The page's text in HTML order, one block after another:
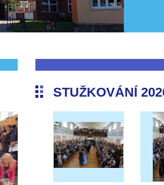
STUŽKOVÁNÍ